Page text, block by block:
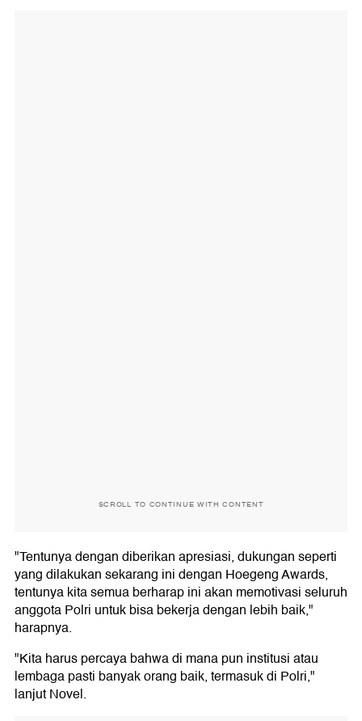
SCROLL TO CONTINUE WITH CONTENT
"Tentunya dengan diberikan apresiasi, dukungan seperti
yang dilakukan sekarang ini dengan Hoegeng Awards,
tentunya kita semua berharap ini akan memotivasi seluruh
anggota Polri untuk bisa bekerja dengan lebih baik,"
harapnya.
"Kita harus percaya bahwa di mana pun institusi atau
lembaga pasti banyak orang baik, termasuk di Polri,"
lanjut Novel.